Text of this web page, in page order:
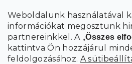
Weboldalunk használatával
információkat megosztunk
partnereinkkel. A „Összes
kattintva Ön hozzájárul
feldolgozásához. A